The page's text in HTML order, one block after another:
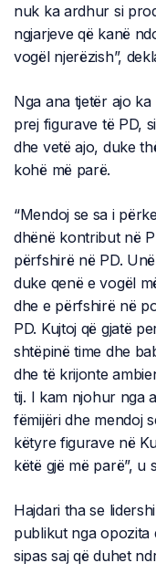
nuk ka ardhur si
ngjarjeve që kanë
vogël njerëzish”,
Nga ana tjetër ajo
prej figurave të PD,
dhe vetë ajo, duke
kohë më parë.
“Mendoj se sa i
dhënë kontribut në
përfshirë në PD.
duke qenë e vogël
dhe e përfshirë në
PD. Kujtoj që gjatë
shtëpinë time dhe
dhe të krijonte
tij. I kam njohur nga
fëmijëri dhe mendoj
këtyre figurave në
këtë gjë më parë”, u
Hajdari tha se
publikut nga opozita
sipas saj që duhet